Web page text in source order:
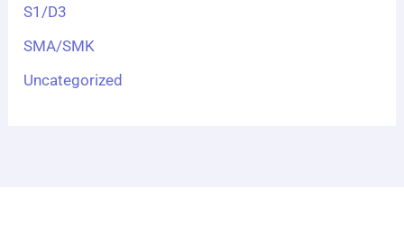
S1/D3
SMA/SMK
Uncategorized